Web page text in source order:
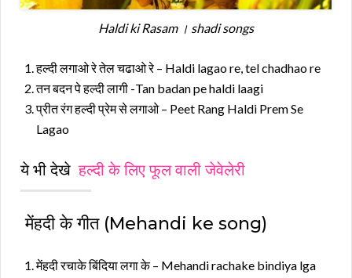
Haldi ki Rasam । shadi songs
हल्दी लगाओ रे तेल चढाओ रे – Haldi lagao re, tel chadhao re
तन बदन पे हल्दी लागी -Tan badan pe haldi laagi
प्रीत रंग हल्दी प्रेम से लगाओ – Peet Rang Haldi Prem Se
Lagao
ये भी देखेहल्दी के लिए फूल वाली जेवेलेरी
मेंहदी के गीत (Mehandi ke song)
मेंहदी रचाके बिंदिया लगा के – Mehandi rachake bindiya lga